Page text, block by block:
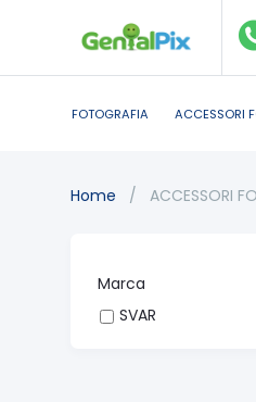
FOTOGRAFIA ACCESSORI
Home / ACCESSORI
Marca
SVAR